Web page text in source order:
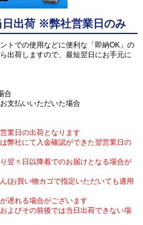
日出荷 ※弊社営業日のみ
トでの使用などに便利な「即納OK」の
出荷しますので、最短翌日にお手元に
合
支払いいただいた場合
業日の出荷となります
弊社にて入金確認ができた翌営業日の
翌々日以降着でのお届けとなる場合が
(お買い物カゴで指定いただいても適用
遅れる場合がございます
よびその前後では当日出荷できない場